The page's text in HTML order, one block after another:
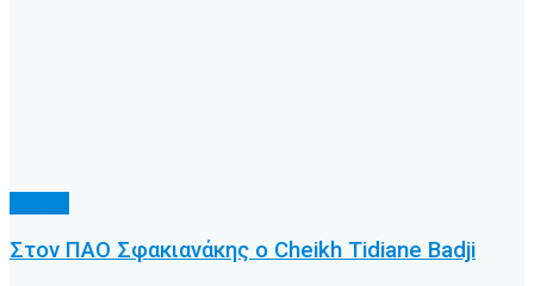
Στον ΠΑΟ Σφακιανάκης ο Cheikh Tidiane Badji